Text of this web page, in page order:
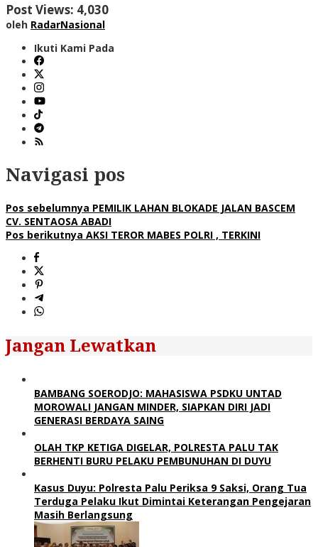
Post Views: 4,030
oleh RadarNasional
Ikuti Kami Pada
Navigasi pos
Pos sebelumnya PEMILIK LAHAN BLOKADE JALAN BASCEM
CV. SENTAOSA ABADI
Pos berikutnya AKSI TEROR MABES POLRI , TERKINI
Jangan Lewatkan
BAMBANG SOERODJO: MAHASISWA PSDKU UNTAD
MOROWALI JANGAN MINDER, SIAPKAN DIRI JADI
GENERASI BERDAYA SAING
OLAH TKP KETIGA DIGELAR, POLRESTA PALU TAK
BERHENTI BURU PELAKU PEMBUNUHAN DI DUYU
Kasus Duyu: Polresta Palu Periksa 9 Saksi, Orang Tua
Terduga Pelaku Ikut Dimintai Keterangan Pengejaran
Masih Berlangsung